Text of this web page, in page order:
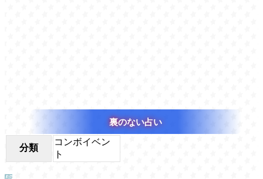
裏のない占い
分類
コンボイベン
ト